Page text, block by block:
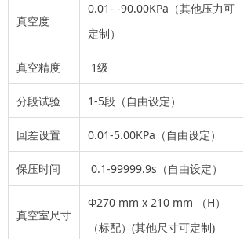
真空度
0.01- -90.00KPa（其他压力可
定制）
真空精度 1级
分段试验 1-5段（自由设定）
回差设置 0.01-5.00KPa（自由设定）
保压时间 0.1-99999.9s（自由设定）
真空室尺寸
Φ270 mm x 210 mm （H）
（标配）(其他尺寸可定制)